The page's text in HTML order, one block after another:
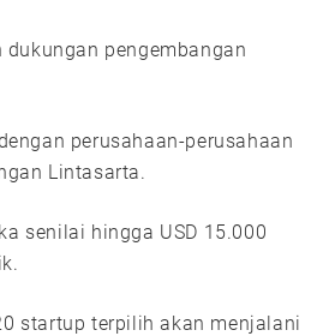
dukungan pengembangan
perusahaan-perusahaan
Lintasarta.
senilai hingga USD 15.000
startup terpilih akan menjalani